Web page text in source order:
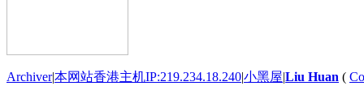
Archiver|本网站香港主机IP:219.234.18.240|小黑屋|Liu Huan (